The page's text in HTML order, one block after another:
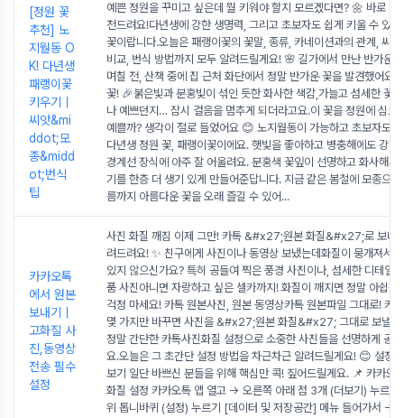
[정원 꽃
추천] 노
지월동 O
K! 다년생
패랭이꽃
키우기｜
씨앗&mi
ddot;모
종&midd
ot;번식
팁
예쁜 정원을 꾸미고 싶은데 뭘 키워야 할지 모르겠다면? 🌼 바로 패
천드려요!다년생에 강한 생명력, 그리고 초보자도 쉽게 키울 수 있
꽃이랍니다.오늘은 패랭이꽃의 꽃말, 종류, 카네이션과의 관계, 씨앗
비교, 번식 방법까지 모두 알려드릴게요! 🌸 길가에서 만난 반가운
며칠 전, 산책 중에 집 근처 화단에서 정말 반가운 꽃을 발견했어요.
꽃! 🎉붉은빛과 분홍빛이 섞인 듯한 화사한 색감,가늘고 섬세한 꽃
나 예쁘던지… 잠시 걸음을 멈추게 되더라고요.이 꽃을 정원에 심으
예쁠까? 생각이 절로 들었어요 😊 노지월동이 가능하고 초보자도
다년생 정원 꽃, 패랭이꽃이에요. 햇빛을 좋아하고 병충해에도 강해
경계선 장식에 아주 잘 어울려요. 분홍색 꽃잎이 선명하고 화사해서
기를 한층 더 생기 있게 만들어준답니다. 지금 같은 봄철에 모종으
름까지 아름다운 꽃을 오래 즐길 수 있어 ...
카카오톡
에서 원본
보내기｜
고화질 사
진,동영상
전송 필수
설정
사진 화질 깨짐 이제 그만! 카톡 &#x27;원본 화질&#x27;로 보내
려드려요! ✨ 친구에게 사진이나 동영상 보냈는데화질이 뭉개져서
있지 않으신가요? 특히 공들여 찍은 풍경 사진이나, 섬세한 디테일
품 사진아니면 자랑하고 싶은 셀카까지! 화질이 깨지면 정말 아쉽잖
걱정 마세요! 카톡 원본사진, 원본 동영상카톡 원본파일 그대로! 카
몇 가지만 바꾸면 사진을 &#x27;원본 화질&#x27; 그대로 보낼
정말 간단한 카톡사진화질 설정으로 소중한 사진들을 선명하게 공
요.오늘은 그 초간단 설정 방법을 차근차근 알려드릴게요! 😊 설정
보기 일단 바쁘신 분들을 위해 핵심만 콕! 짚어드릴게요. 📌 카카오
화질 설정 카카오톡 앱 열고 → 오른쪽 아래 점 3개 (더보기) 누르
위 톱니바퀴 (설정) 누르기 [데이터 및 저장공간] 메뉴 들어가서 →